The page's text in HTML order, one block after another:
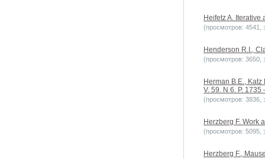
Heifetz A.
(просмотров: 4541,
Henderson R.I.,
(просмотров: 3650,
Herman B.E.,
V. 59. N 6. P. 1735
(просмотров: 3836,
Herzberg F. Work
(просмотров: 5095,
Herzberg F.,